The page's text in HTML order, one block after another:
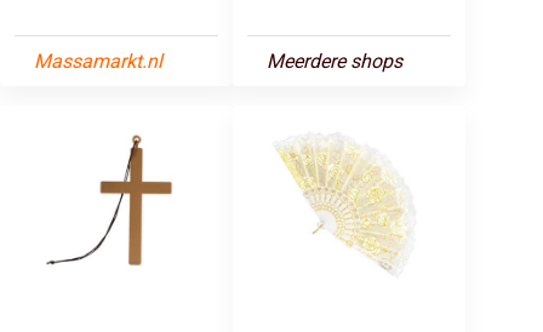
Massamarkt.nl Meerdere shops